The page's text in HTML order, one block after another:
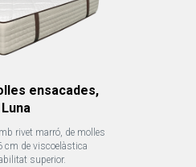
ensacades,
Luna
rivet marró, de molles
cm de viscoelàstica
superior.